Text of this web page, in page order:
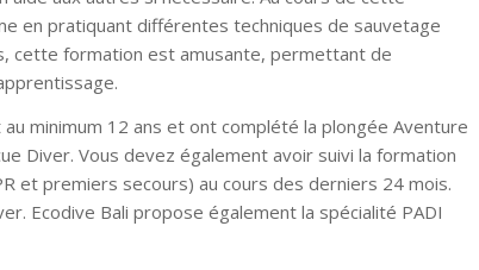
en pratiquant différentes techniques de sauvetage
cette formation est amusante, permettant de
minimum 12 ans et ont complété la plongée Aventure
Diver. Vous devez également avoir suivi la formation
et premiers secours) au cours des derniers 24 mois.
Ecodive Bali propose également la spécialité PADI